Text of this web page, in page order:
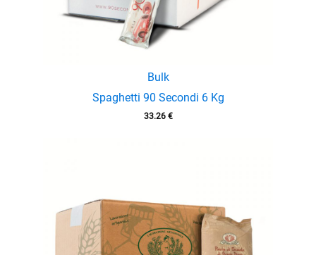
Bulk
Spaghetti 90 Secondi 6 Kg
33.26 €